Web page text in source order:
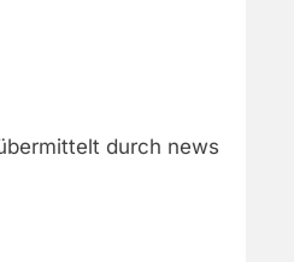
durch news